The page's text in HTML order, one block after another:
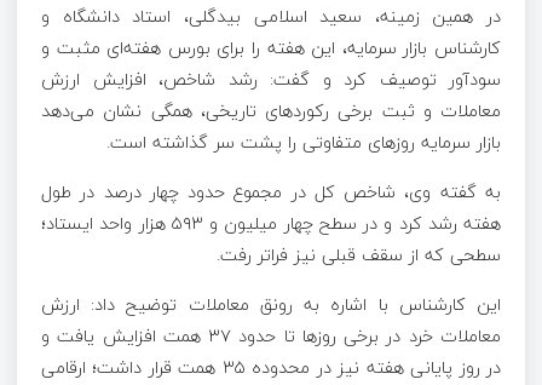
در همین زمینه، سعید اسلامی بیدگلی، استاد دانشگاه و
کارشناس بازار سرمایه، این هفته را برای بورس هفته‌ای مثبت و
سودآور توصیف کرد و گفت: رشد شاخص، افزایش ارزش
معاملات و ثبت برخی رکوردهای تاریخی، همگی نشان می‌دهد
بازار سرمایه روزهای متفاوتی را پشت سر گذاشته است.
به گفته وی، شاخص کل در مجموع حدود چهار درصد در طول
هفته رشد کرد و در سطح چهار میلیون و ۵۹۳ هزار واحد ایستاد؛
سطحی که از سقف قبلی نیز فراتر رفت.
این کارشناس با اشاره به رونق معاملات توضیح داد: ارزش
معاملات خرد در برخی روزها تا حدود ۳۷ همت افزایش یافت و
در روز پایانی هفته نیز در محدوده ۳۵ همت قرار داشت؛ ارقامی